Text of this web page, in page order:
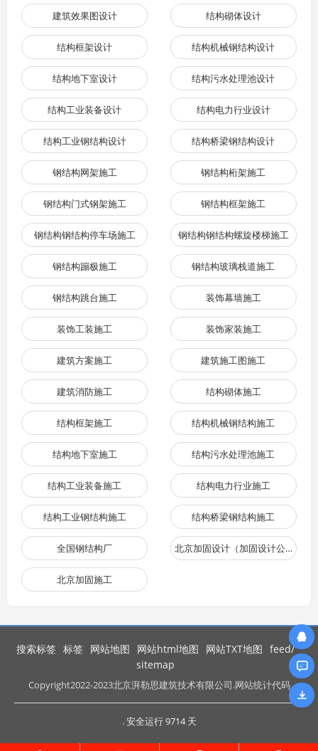
建筑效果图设计 结构砌体设计
结构框架设计 结构机械钢结构设计
结构地下室设计 结构污水处理池设计
结构工业装备设计 结构电力行业设计
结构工业钢结构设计 结构桥梁钢结构设计
钢结构网架施工 钢结构桁架施工
钢结构门式钢架施工 钢结构框架施工
钢结构钢结构停车场施工 钢结构钢结构螺旋楼梯施工
钢结构蹦极施工 钢结构玻璃栈道施工
钢结构跳台施工 装饰幕墙施工
装饰工装施工 装饰家装施工
建筑方案施工 建筑施工图施工
建筑消防施工 结构砌体施工
结构框架施工 结构机械钢结构施工
结构地下室施工 结构污水处理池施工
结构工业装备施工 结构电力行业施工
结构工业钢结构施工 结构桥梁钢结构施工
全国钢结构厂 北京加固设计（加固设计公司）
北京加固施工
搜索标签 标签 网站地图 网站html地图 网站TXT地图 feed/
sitemap
Copyright2022-2023北京湃勒思建筑技术有限公司.网站统计代码
. 安全运行9714 天